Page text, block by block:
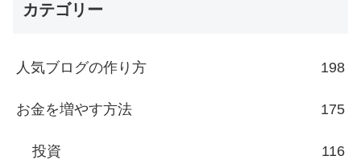
カテゴリー
人気ブログの作り方 198
お金を増やす方法 175
投資 116